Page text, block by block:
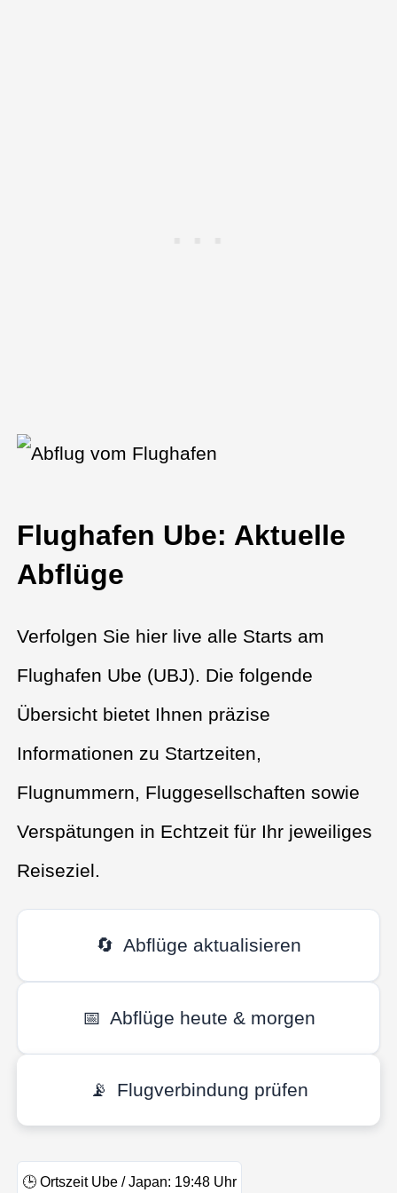
Flughafen Ube: Aktuelle
Abflüge
Verfolgen Sie hier live alle Starts am
Flughafen Ube (UBJ). Die folgende
Übersicht bietet Ihnen präzise
Informationen zu Startzeiten,
Flugnummern, Fluggesellschaften sowie
Verspätungen in Echtzeit für Ihr jeweiliges
Reiseziel.
🔄 Abflüge aktualisieren
📅 Abflüge heute & morgen
📡 Flugverbindung prüfen
🕒 Ortszeit Ube / Japan: 19:48 Uhr